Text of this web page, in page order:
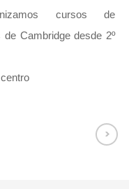
cursos de
Cambridge desde 2º